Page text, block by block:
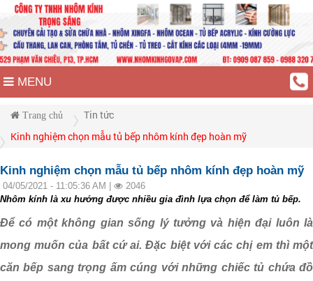
MENU
Trang chủ
Tin tức
Kinh nghiệm chọn mẫu tủ bếp nhôm kính đẹp hoàn mỹ
Kinh nghiệm chọn mẫu tủ bếp nhôm kính đẹp hoàn mỹ
04/05/2021 - 11:05:36 AM |
2046
Nhôm kính là xu hướng được nhiều gia đình lựa chọn để làm tủ bếp.
Để có một không gian sống lý tưởng và hiện đại luôn là
mong muốn của bất cứ ai. Đặc biệt với các chị em thì một
căn bếp sang trọng ấm cúng với những chiếc tủ chứa đồ